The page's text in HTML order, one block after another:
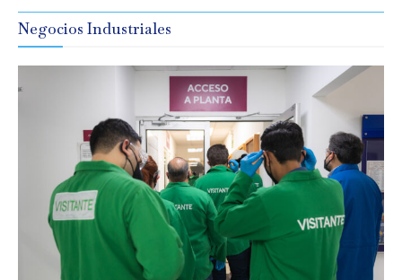
Negocios Industriales